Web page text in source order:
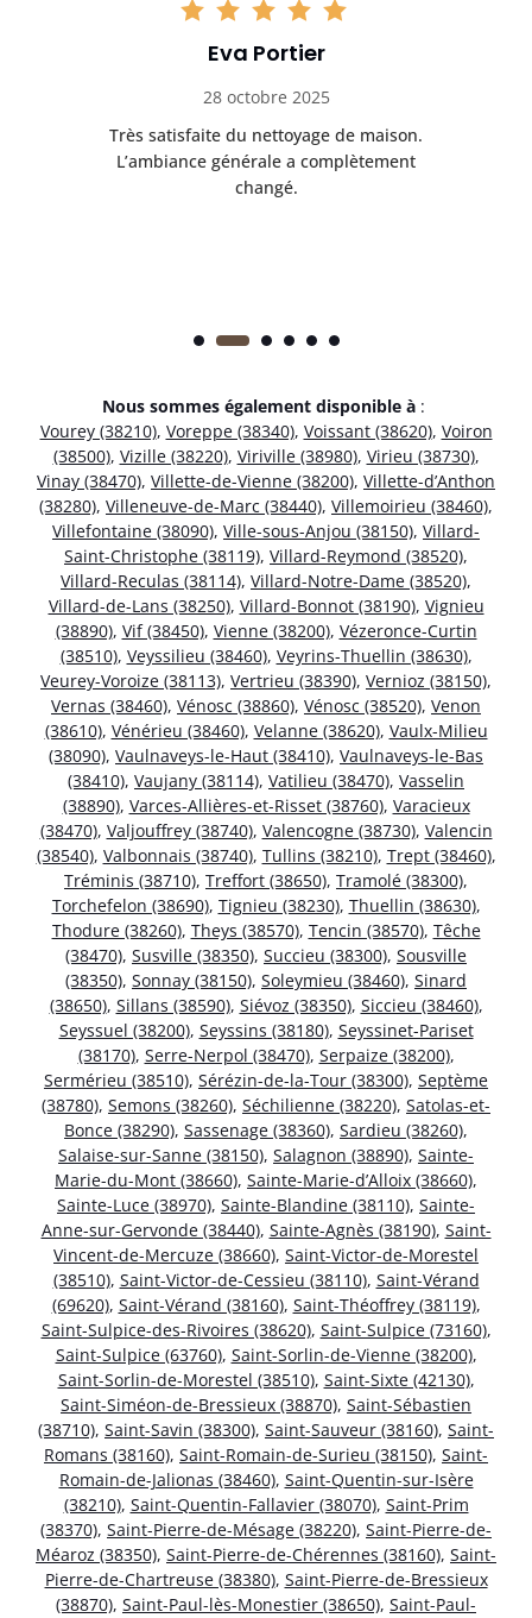
Eva Portier
28 octobre 2025
Très satisfaite du nettoyage de maison.
L’ambiance générale a complètement
changé.
Nous sommes également disponible à :
Vourey (38210), Voreppe (38340), Voissant (38620), Voiron
(38500), Vizille (38220), Viriville (38980), Virieu (38730),
Vinay (38470), Villette-de-Vienne (38200), Villette-d’Anthon
(38280), Villeneuve-de-Marc (38440), Villemoirieu (38460),
Villefontaine (38090), Ville-sous-Anjou (38150), Villard-
Saint-Christophe (38119), Villard-Reymond (38520),
Villard-Reculas (38114), Villard-Notre-Dame (38520),
Villard-de-Lans (38250), Villard-Bonnot (38190), Vignieu
(38890), Vif (38450), Vienne (38200), Vézeronce-Curtin
(38510), Veyssilieu (38460), Veyrins-Thuellin (38630),
Veurey-Voroize (38113), Vertrieu (38390), Vernioz (38150),
Vernas (38460), Vénosc (38860), Vénosc (38520), Venon
(38610), Vénérieu (38460), Velanne (38620), Vaulx-Milieu
(38090), Vaulnaveys-le-Haut (38410), Vaulnaveys-le-Bas
(38410), Vaujany (38114), Vatilieu (38470), Vasselin
(38890), Varces-Allières-et-Risset (38760), Varacieux
(38470), Valjouffrey (38740), Valencogne (38730), Valencin
(38540), Valbonnais (38740), Tullins (38210), Trept (38460),
Tréminis (38710), Treffort (38650), Tramolé (38300),
Torchefelon (38690), Tignieu (38230), Thuellin (38630),
Thodure (38260), Theys (38570), Tencin (38570), Têche
(38470), Susville (38350), Succieu (38300), Sousville
(38350), Sonnay (38150), Soleymieu (38460), Sinard
(38650), Sillans (38590), Siévoz (38350), Siccieu (38460),
Seyssuel (38200), Seyssins (38180), Seyssinet-Pariset
(38170), Serre-Nerpol (38470), Serpaize (38200),
Sermérieu (38510), Sérézin-de-la-Tour (38300), Septème
(38780), Semons (38260), Séchilienne (38220), Satolas-et-
Bonce (38290), Sassenage (38360), Sardieu (38260),
Salaise-sur-Sanne (38150), Salagnon (38890), Sainte-
Marie-du-Mont (38660), Sainte-Marie-d’Alloix (38660),
Sainte-Luce (38970), Sainte-Blandine (38110), Sainte-
Anne-sur-Gervonde (38440), Sainte-Agnès (38190), Saint-
Vincent-de-Mercuze (38660), Saint-Victor-de-Morestel
(38510), Saint-Victor-de-Cessieu (38110), Saint-Vérand
(69620), Saint-Vérand (38160), Saint-Théoffrey (38119),
Saint-Sulpice-des-Rivoires (38620), Saint-Sulpice (73160),
Saint-Sulpice (63760), Saint-Sorlin-de-Vienne (38200),
Saint-Sorlin-de-Morestel (38510), Saint-Sixte (42130),
Saint-Siméon-de-Bressieux (38870), Saint-Sébastien
(38710), Saint-Savin (38300), Saint-Sauveur (38160), Saint-
Romans (38160), Saint-Romain-de-Surieu (38150), Saint-
Romain-de-Jalionas (38460), Saint-Quentin-sur-Isère
(38210), Saint-Quentin-Fallavier (38070), Saint-Prim
(38370), Saint-Pierre-de-Mésage (38220), Saint-Pierre-de-
Méaroz (38350), Saint-Pierre-de-Chérennes (38160), Saint-
Pierre-de-Chartreuse (38380), Saint-Pierre-de-Bressieux
(38870), Saint-Paul-lès-Monestier (38650), Saint-Paul-